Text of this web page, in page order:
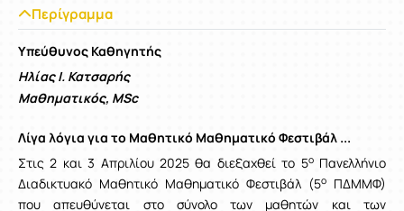
Περίγραμμα
Υπεύθυνος Καθηγητής
Ηλίας Ι. Κατσαρής
Μαθηματικός, MSc
Λίγα λόγια για το Μαθητικό Μαθηματικό Φεστιβάλ ...
Στις 2 και 3 Απριλίου 2025 θα διεξαχθεί το 5οΠανελλήνιο
Διαδικτυακό Μαθητικό Μαθηματικό Φεστιβάλ (5ο
ΠΔΜΜΦ)
που απευθύνεται στο σύνολο των μαθητών και των